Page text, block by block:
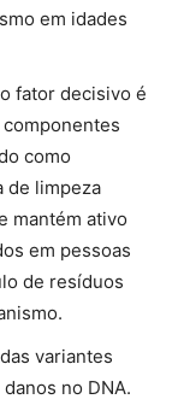
em idades
fator decisivo é
como
de limpeza
mantém ativo
em pessoas
de resíduos
variantes
no DNA.